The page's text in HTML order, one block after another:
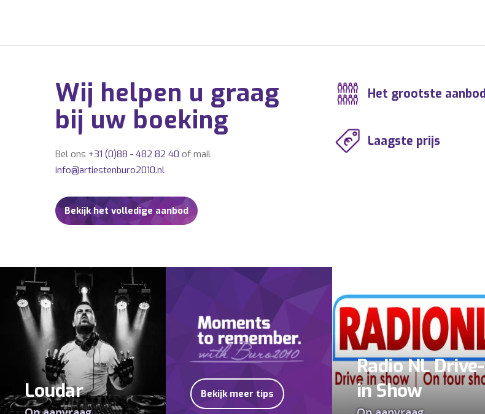
Wij helpen u graag
bij uw boeking
Bel ons +31 (0)88 - 482 82 40 of mail
info@artiestenburo2010.nl
Bekijk het volledige aanbod
Het grootste aanbod
Laagste prijs
Loudar Bekijk meer tips
Radio NL Drive-
in Show